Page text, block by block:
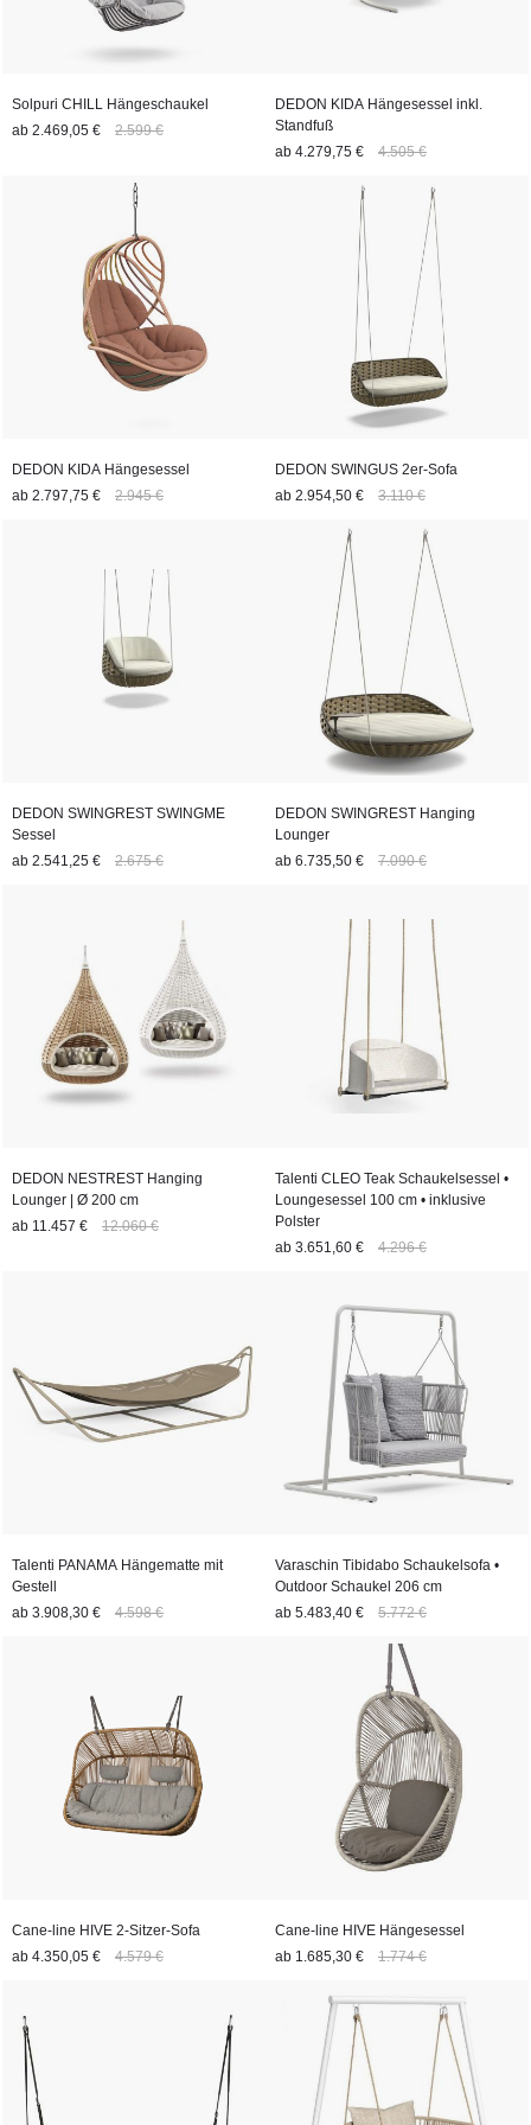
Solpuri CHILL Hängeschaukel
ab 2.469,05 € 2.599 €
DEDON KIDA Hängesessel inkl.
Standfuß
ab 4.279,75 € 4.505 €
DEDON KIDA Hängesessel
ab 2.797,75 € 2.945 €
DEDON SWINGUS 2er-Sofa
ab 2.954,50 € 3.110 €
DEDON SWINGREST SWINGME
Sessel
ab 2.541,25 € 2.675 €
DEDON SWINGREST Hanging
Lounger
ab 6.735,50 € 7.090 €
DEDON NESTREST Hanging
Lounger | Ø 200 cm
ab 11.457 € 12.060 €
Talenti CLEO Teak Schaukelsessel •
Loungesessel 100 cm • inklusive
Polster
ab 3.651,60 € 4.296 €
Talenti PANAMA Hängematte mit
Gestell
ab 3.908,30 € 4.598 €
Varaschin Tibidabo Schaukelsofa •
Outdoor Schaukel 206 cm
ab 5.483,40 € 5.772 €
Cane-line HIVE 2-Sitzer-Sofa
ab 4.350,05 € 4.579 €
Cane-line HIVE Hängesessel
ab 1.685,30 € 1.774 €